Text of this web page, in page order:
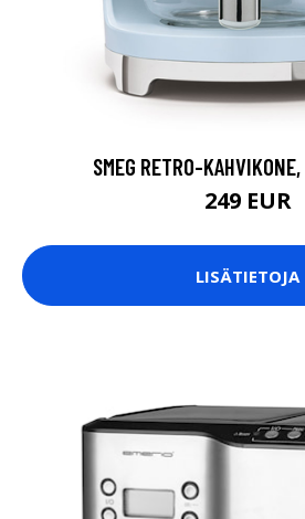
SMEG RETRO-
249 EUR
LISÄTIETOJA